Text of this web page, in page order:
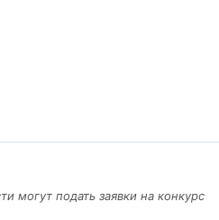
могут подать заявки на конкурс